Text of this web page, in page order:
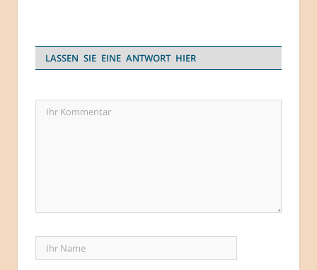
LASSEN SIE EINE ANTWORT HIER